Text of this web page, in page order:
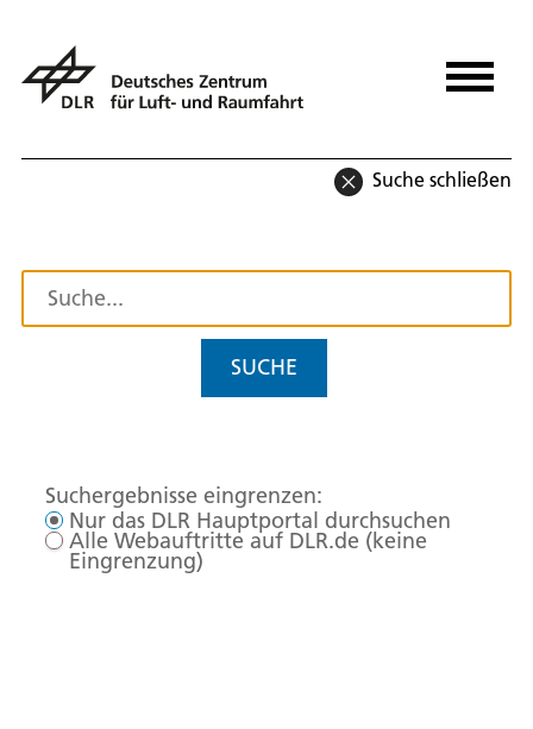
Suche schließen
SUCHE
Suchergebnisse eingrenzen:
Nur das DLR Hauptportal durchsuchen
Alle Webauftritte auf DLR.de (keine
Eingrenzung)